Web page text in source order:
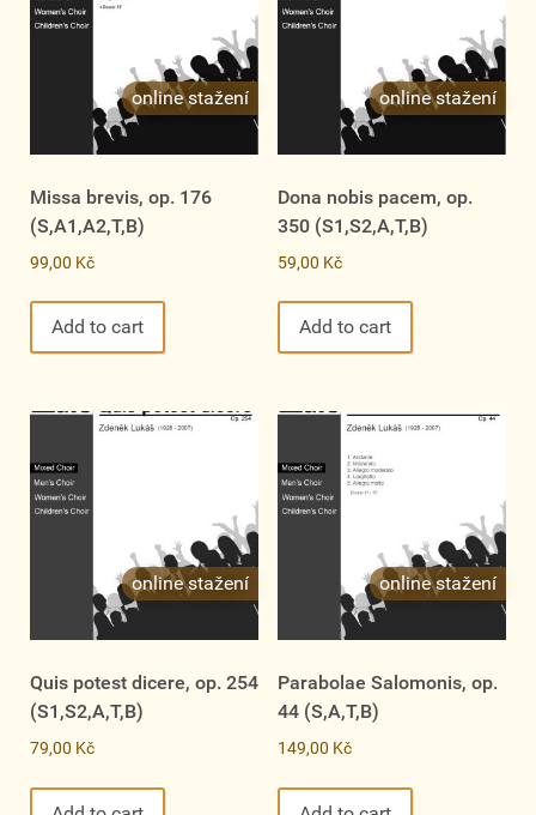
Missa brevis, op. 176
(S,A1,A2,T,B)
99,00 Kč
Add to cart
Dona nobis pacem, op.
350 (S1,S2,A,T,B)
59,00 Kč
Add to cart
Quis potest dicere, op. 254
(S1,S2,A,T,B)
79,00 Kč
Parabolae Salomonis, op.
44 (S,A,T,B)
149,00 Kč